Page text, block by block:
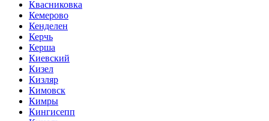
Квасниковка
Кемерово
Кенделен
Керчь
Керша
Киевский
Кизел
Кизляр
Кимовск
Кимры
Кингисепп